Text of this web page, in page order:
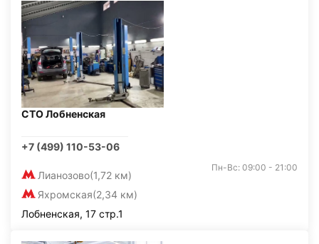
СТО Лобненская
+7 (499) 110-53-06
Лианозово(1,72 км)
Яхромская(2,34 км)
Пн-Вс: 09:00 - 21:00
Лобненская, 17 стр.1